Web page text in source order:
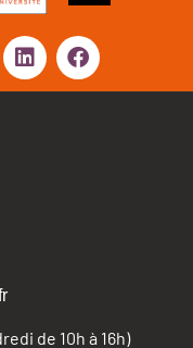
de 10h à 16h)